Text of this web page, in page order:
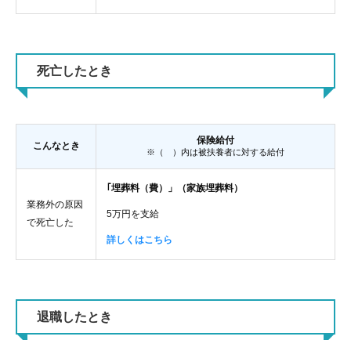
死亡したとき
こんなとき 保険給付
※（ ）内は被扶養者に対する給付
業務外の原因
で死亡した
｢埋葬料（費）」（家族埋葬料）
5万円を支給
詳しくはこちら
退職したとき